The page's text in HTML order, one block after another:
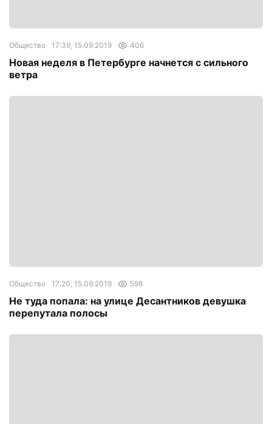
Общество 17:39, 15.09.2019 406
Новая неделя в Петербурге начнется с сильного
ветра
Общество 17:20, 15.09.2019 598
Не туда попала: на улице Десантников девушка
перепутала полосы